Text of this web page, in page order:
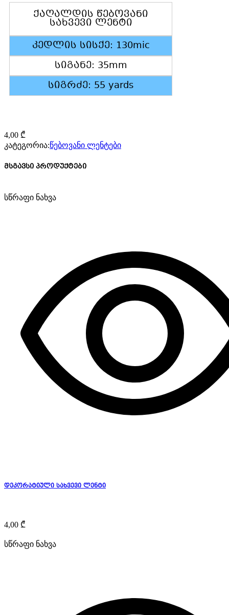
ქაღალდის წებოვანი
სახვევი ლენტი
კედლის სისქე: 130mic
სიგანე: 35mm
სიგრძე: 55 yards
4,00 ₾
კატეგორია:წებოვანი ლენტები
მსგავსი პროდუქტები
სწრაფი ნახვა
დეკორატიული სახვევი ლენტი
4,00 ₾
სწრაფი ნახვა